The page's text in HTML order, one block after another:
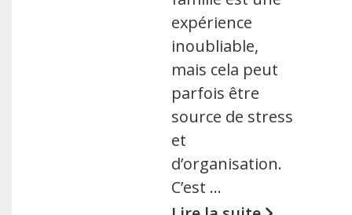
expérience
inoubliable,
mais cela peut
parfois être
source de stress
et
d’organisation.
C’est …